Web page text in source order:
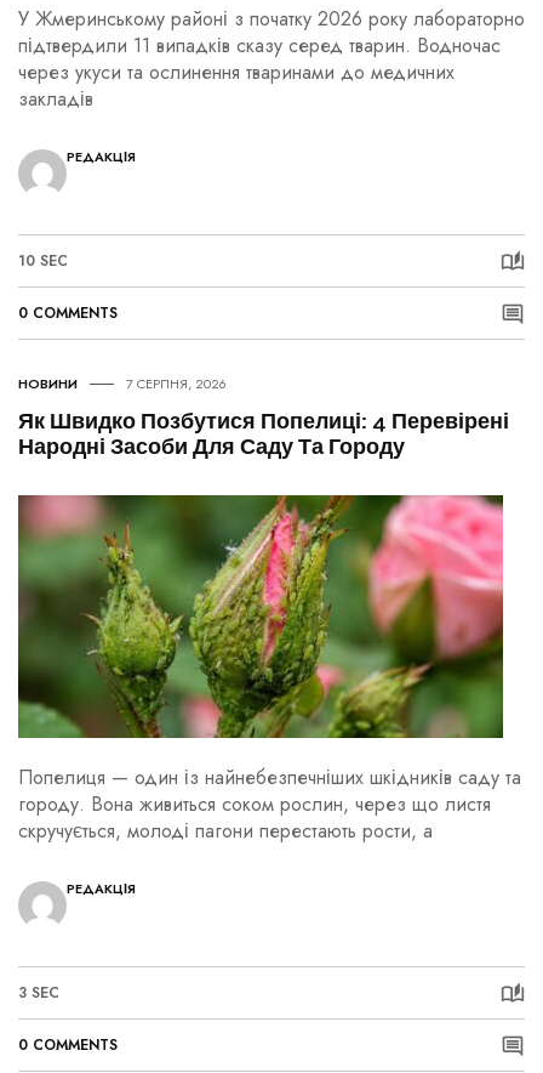
У Жмеринському районі з початку 2026 року лабораторно
підтвердили 11 випадків сказу серед тварин. Водночас
через укуси та ослинення тваринами до медичних
закладів
РЕДАКЦІЯ
10 SEC
0 COMMENTS
НОВИНИ 7 СЕРПНЯ, 2026
Як Швидко Позбутися Попелиці: 4 Перевірені
Народні Засоби Для Саду Та Городу
Попелиця — один із найнебезпечніших шкідників саду та
городу. Вона живиться соком рослин, через що листя
скручується, молоді пагони перестають рости, а
РЕДАКЦІЯ
3 SEC
0 COMMENTS